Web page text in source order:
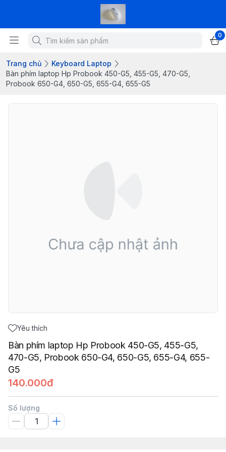
0
Trang chủ
Keyboard Laptop
Bàn phím laptop Hp Probook 450-G5, 455-G5, 470-G5,
Probook 650-G4, 650-G5, 655-G4, 655-G5
Yêu thích
Bàn phím laptop Hp Probook 450-G5, 455-G5,
470-G5, Probook 650-G4, 650-G5, 655-G4, 655-
G5
140.000đ
Số lượng